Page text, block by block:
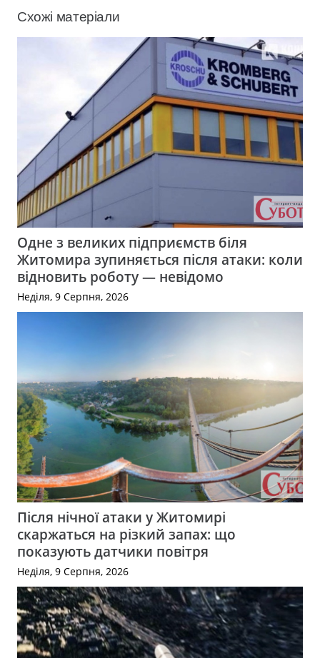
Схожі матеріали
Одне з великих підприємств біля
Житомира зупиняється після атаки: коли
відновить роботу — невідомо
Неділя, 9 Серпня, 2026
Після нічної атаки у Житомирі
скаржаться на різкий запах: що
показують датчики повітря
Неділя, 9 Серпня, 2026